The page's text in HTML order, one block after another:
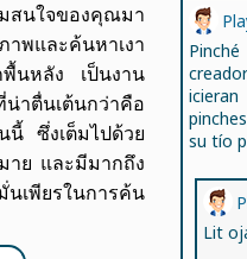
สนใจของคุณมา
พและค้นหาเงา
นหลัง เป็นงาน
าตื่นเต้นกว่าคือ
นี้ ซึ่งเต็มไปด้วย
าย และมีมากถึง
เพียรในการค้น
su tío
Lit